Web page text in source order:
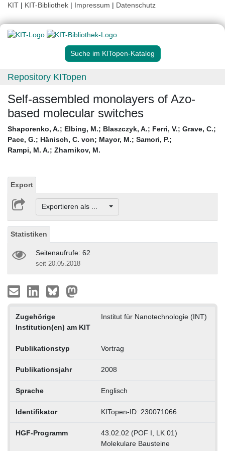
KIT | KIT-Bibliothek | Impressum | Datenschutz
Suche im KITopen-Katalog
Repository KITopen
Self-assembled monolayers of Azo-
based molecular switches
Shaporenko, A.; Elbing, M.; Blaszczyk, A.; Ferri, V.; Grave, C.;
Pace, G.; Hänisch, C. von; Mayor, M.; Samori, P.;
Rampi, M. A.; Zharnikov, M.
Export
Exportieren als ...
Statistiken
Seitenaufrufe: 62
seit 20.05.2018
Zugehörige
Institution(en) am KIT
Institut für Nanotechnologie (INT)
Publikationstyp Vortrag
Publikationsjahr 2008
Sprache Englisch
Identifikator KITopen-ID: 230071066
HGF-Programm
43.02.02 (POF I, LK 01)
Molekulare Bausteine